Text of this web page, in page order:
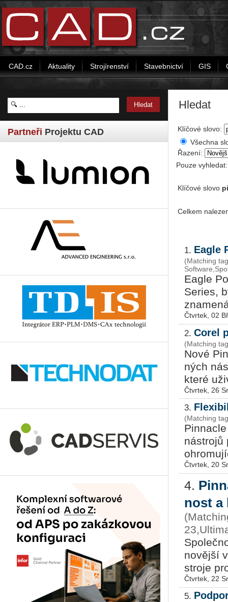
CAD.cz Aktuality Strojírenství Stavebnictví GIS
Partneři Projektu CAD
Hledat
Klíčové slovo:
Všechna
Řazení:
Pouze
Klíčové slovo
Celkem
1. Eagle
(Matching
Eagle
Se­ries,
Čtvrtek, 02
2. Corel
(Matching
Nové
ných
které
Čtvrtek, 26
3.
(Matching
ná­stro­jů
Čtvrtek, 20
4.
nost
no­věj­ší
stro­je
Čtvrtek, 22
5.